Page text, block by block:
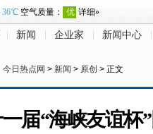
新闻 企业家 新闻中心
今日热点网 > 新闻 > 原创 > 正文
届“海峡友谊杯